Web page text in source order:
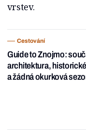
vrstev.
Cestování
Guide to Znojmo:
architektura,
a žádná okurková